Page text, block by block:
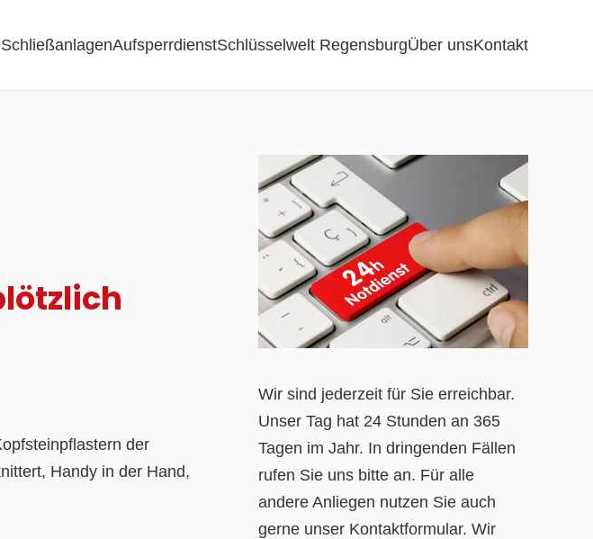
SchließanlagenAufsperrdienstSchlüsselwelt RegensburgÜber unsKontakt
der
Handy in der Hand,
Wir sind jederzeit für Sie erreichbar.
Unser Tag hat 24 Stunden an 365
Tagen im Jahr. In dringenden Fällen
rufen Sie uns bitte an. Für alle
andere Anliegen nutzen Sie auch
gerne unser Kontaktformular. Wir